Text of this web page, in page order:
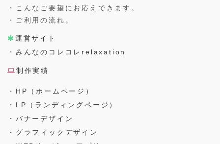
・こんなご要望にお応えできます。
・ご利用の流れ。
運営サイト
・みんなのコレコレrelaxation
制作実績
・HP（ホームページ）
・LP（ランディングページ）
・バナーデザイン
・グラフィックデザイン